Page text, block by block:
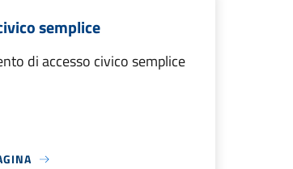
semplice
di accesso civico semplice